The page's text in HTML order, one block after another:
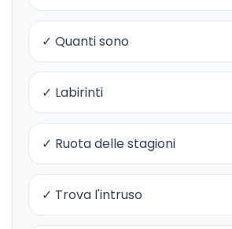
✓ Quanti sono
✓ Labirinti
✓ Ruota delle stagioni
✓ Trova l'intruso